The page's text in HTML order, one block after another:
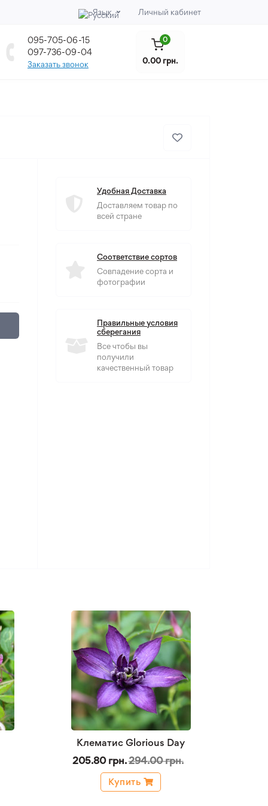
Язык Личный кабинет
095-705-06-15
097-736-09-04
Заказать звонок
0
0.00 грн.
Удобная Доставка
Доставляем товар по
всей стране
Соответствие сортов
Совпадение сорта и
фотографии
Правильные условия
сберегания
Все чтобы вы
получили
качественный товар
Клематис Glorious Day
205.80 грн. 294.00 грн.
Купить